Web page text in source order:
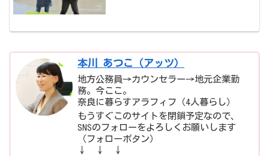
本川 あつこ（アッツ）
地方公務員→カウンセラー→地元企業勤
務。今ここ。
奈良に暮らすアラフィフ（4人暮らし）
もうすぐこのサイトを閉鎖予定なので、
SNSのフォローをよろしくお願いします
（フォローボタン）
↓ ↓ ↓